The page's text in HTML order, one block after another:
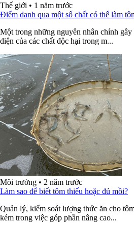
Thế giới • 1 năm trước
Điểm danh qua một số chất có thể làm
Một trong những nguyên nhân chính
diện của các chất độc hại trong m...
Môi trường • 2 năm trước
Làm sao để biết tôm thiếu hoặc đủ mồi?
Quản lý, kiểm soát lượng thức ăn cho
kém trong việc góp phần nâng cao...